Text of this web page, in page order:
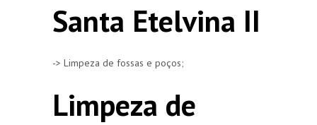
Santa Etelvina II
-> Limpeza de fossas e poços;
Limpeza de